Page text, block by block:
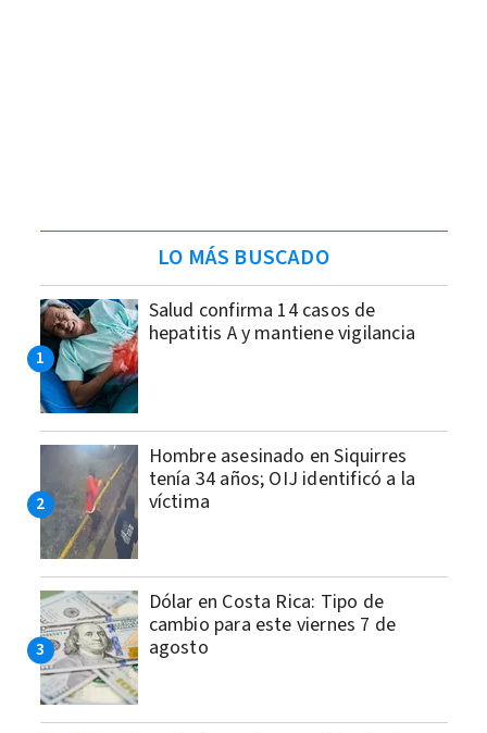
LO MÁS BUSCADO
Salud confirma 14 casos de
hepatitis A y mantiene vigilancia
Hombre asesinado en Siquirres
tenía 34 años; OIJ identificó a la
víctima
Dólar en Costa Rica: Tipo de
cambio para este viernes 7 de
agosto